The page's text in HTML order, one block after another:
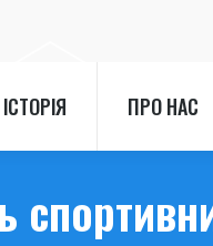
ІСТОРІЯ ПРО НАС